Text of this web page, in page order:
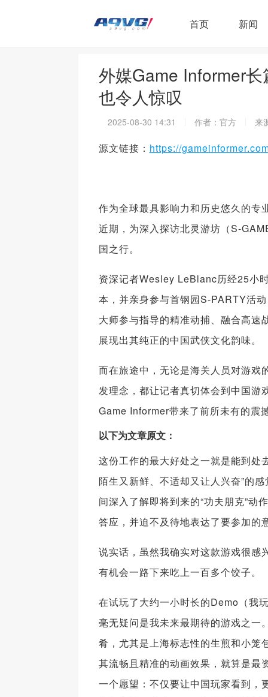
首页 新闻
外媒Game Informer
也令人惊叹
2025-08-30 14:31 作者：官方 来
源文链接： https://
作为全球最具影响力和历史悠久的
近期，为深入探访北灵游坊（S-
国之行。
资深记者Wesley LeBlanc历经25小
本，并亲身参与首钢园S-PARTY活
大师参与指导的精准动捕、融合高速
展现出其纯正的中国武侠文化韵味。
而在旅途中，无论是海关人员对游戏
发理念，都让记者真切体会到中国游
Game Informer带来了前所未有的震
以下为文章原文：
这份工作的最大好处之一就是能到处
陌生又新鲜、不适却又让人兴奋”的
间深入了解即将到来的“功夫朋克”
答应，并迫不及待地表达了要参加的
说实话，虽然我确实对这款游戏很感
有机会一路下来吃上一百多个饺子。
在试玩了大约一小时长的Demo（我
毫无疑问是我未来最期待的游戏之一
肴，尤其是上海标志性的生煎和小笼
其流畅且精准的动画效果，就算是最
一个愿望：不仅要让中国玩家看到，